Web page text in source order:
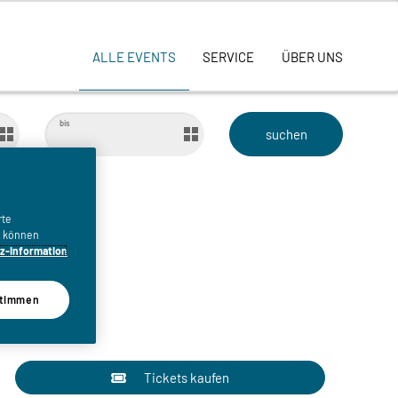
ALLE EVENTS SERVICE ÜBER UNS
bis
-
Tickets kaufen
können
Information